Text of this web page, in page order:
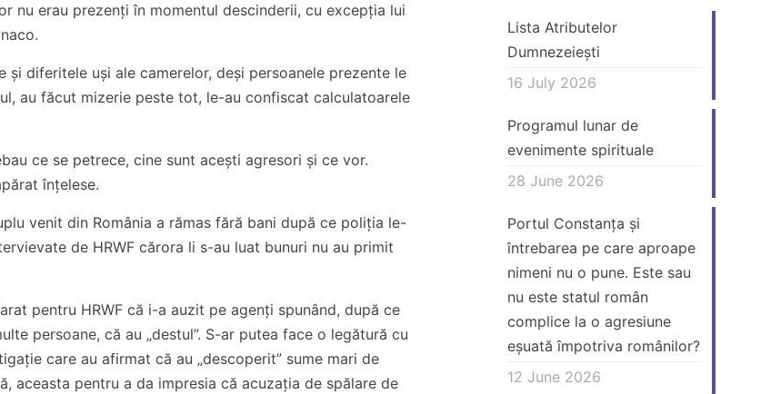
nu erau prezenți în momentul descinderii, cu excepția lui
diferitele uși ale camerelor, deși persoanele prezente le
au făcut mizerie peste tot, le-au confiscat calculatoarele
ce se petrece, cine sunt acești agresori și ce vor.
înțelese.
venit din România a rămas fără bani după ce poliția le-
de HRWF cărora li s-au luat bunuri nu au primit
pentru HRWF că i-a auzit pe agenți spunând, după ce
persoane, că au „destul”. S-ar putea face o legătură cu
care au afirmat că au „descoperit” sume mari de
aceasta pentru a da impresia că acuzația de spălare de
Lista Atributelor
Dumnezeiești
16 July 2026
Programul lunar de
evenimente spirituale
28 June 2026
Portul Constanța și
întrebarea pe care aproape
nimeni nu o pune. Este sau
nu este statul român
complice la o agresiune
eșuată împotriva românilor?
12 June 2026